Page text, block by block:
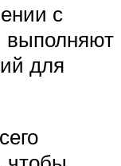
с
выполняют
для